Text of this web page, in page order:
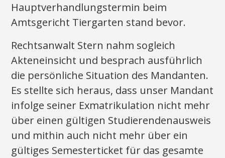
Hauptverhandlungstermin beim
Amtsgericht Tiergarten stand bevor.
Rechtsanwalt Stern nahm sogleich
Akteneinsicht und besprach ausführlich
die persönliche Situation des Mandanten.
Es stellte sich heraus, dass unser Mandant
infolge seiner Exmatrikulation nicht mehr
über einen gültigen Studierendenausweis
und mithin auch nicht mehr über ein
gültiges Semesterticket für das gesamte